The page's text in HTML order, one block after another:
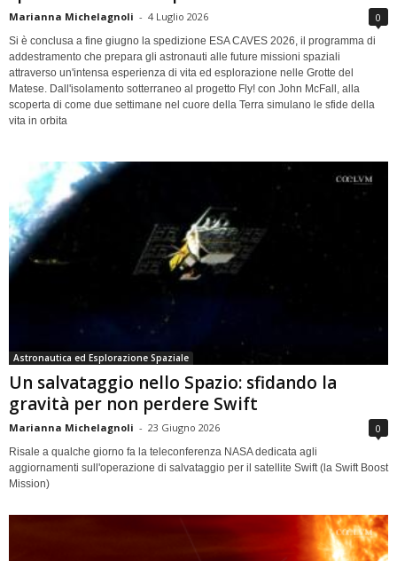
Marianna Michelagnoli - 4 Luglio 2026 0
Si è conclusa a fine giugno la spedizione ESA CAVES 2026, il programma di
addestramento che prepara gli astronauti alle future missioni spaziali
attraverso un'intensa esperienza di vita ed esplorazione nelle Grotte del
Matese. Dall'isolamento sotterraneo al progetto Fly! con John McFall, alla
scoperta di come due settimane nel cuore della Terra simulano le sfide della
vita in orbita
Astronautica ed Esplorazione Spaziale
Un salvataggio nello Spazio: sfidando la
gravità per non perdere Swift
Marianna Michelagnoli - 23 Giugno 2026 0
Risale a qualche giorno fa la teleconferenza NASA dedicata agli
aggiornamenti sull'operazione di salvataggio per il satellite Swift (la Swift Boost
Mission)